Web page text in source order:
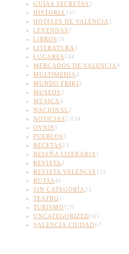
GUÍAS SECRETAS 2
HISTORIA337
HOTELES DE VALENCIA1
LEYENDAS 7
LIBROS 10
LITERATURA1
LUGARES 144
MERCADOS DE VALENCIA9
MULTIMEDIA4
MUNDO FRIKI2
MUSEOS 2
MÚSICA4
NACIONAL2
NOTICIAS 2.034
OVNIS 5
PUEBLOS 5
RECETAS 13
RESEÑA LITERARIA1
REVISTA2
REVISTA VALENCIA112
RUTAS41
SIN CATEGORÍA23
TEATRO 1
TURISMO 129
UNCATEGORIZED 145
VALENCIA CIUDAD67